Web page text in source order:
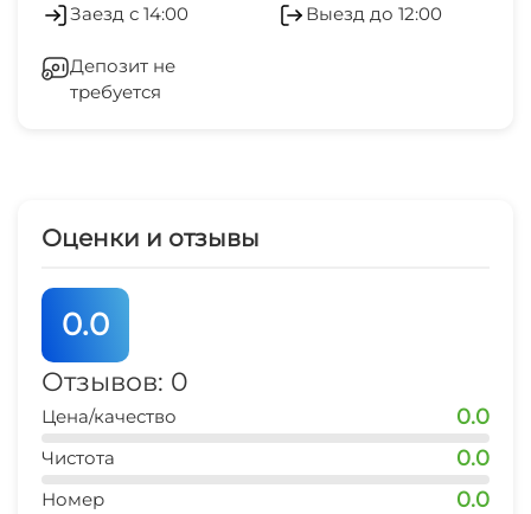
Заезд с 14:00 Выезд до 12:00
Депозит не
требуется
Оценки и отзывы
0.0
Отзывов: 0
Цена/качество 0.0
Чистота 0.0
Номер 0.0